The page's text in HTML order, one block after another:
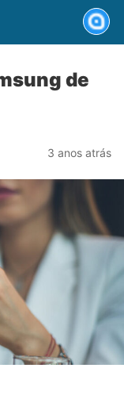
de
3 anos atrás